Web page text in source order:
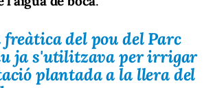
del pou del Parc
ja s'utilitzava per irrigar
plantada a la llera del